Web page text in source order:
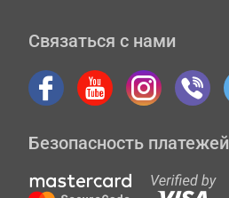
Связаться с нами
Безопасность платежей